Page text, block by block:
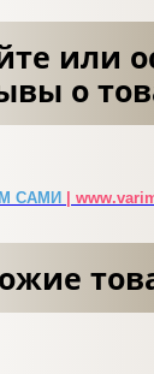
или
о
САМИ |